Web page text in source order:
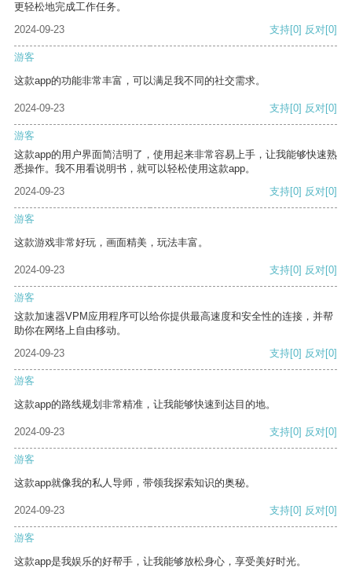
更轻松地完成工作任务。
2024-09-23
支持[0] 反对[0]
游客
这款app的功能非常丰富，可以满足我不同的社交需求。
2024-09-23 支持[0] 反对[0]
游客
这款app的用户界面简洁明了，使用起来非常容易上手，让我能够快速熟
悉操作。我不用看说明书，就可以轻松使用这款app。
2024-09-23
支持[0] 反对[0]
游客
这款游戏非常好玩，画面精美，玩法丰富。
2024-09-23 支持[0] 反对[0]
游客
这款加速器VPM应用程序可以给你提供最高速度和安全性的连接，并帮
助你在网络上自由移动。
2024-09-23
支持[0] 反对[0]
游客
这款app的路线规划非常精准，让我能够快速到达目的地。
2024-09-23 支持[0] 反对[0]
游客
这款app就像我的私人导师，带领我探索知识的奥秘。
2024-09-23 支持[0] 反对[0]
游客
这款app是我娱乐的好帮手，让我能够放松身心，享受美好时光。